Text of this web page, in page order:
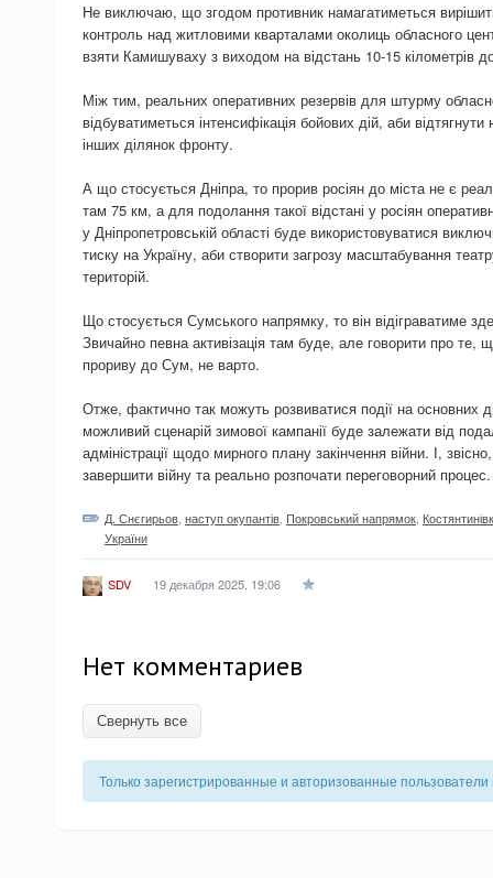
Не виключаю, що згодом противник намагатиметься
контроль над житловими кварталами околиць обласного
взяти Камишуваху з виходом на відстань 10-15 кілометрів
Між тим, реальних оперативних резервів для штурму
відбуватиметься інтенсифікація бойових дій, аби
інших ділянок фронту.
А що стосується Дніпра, то прорив росіян до міста не є
там 75 км, а для подолання такої відстані у росіян
у Дніпропетровській області буде використовуватися
тиску на Україну, аби створити загрозу масштабування
територій.
Що стосується Сумського напрямку, то він відіграватиме
Звичайно певна активізація там буде, але говорити про те,
прориву до Сум, не варто.
Отже, фактично так можуть розвиватися події на основних
можливий сценарій зимової кампанії буде залежати від
адміністрації щодо мирного плану закінчення війни. І,
завершити війну та реально розпочати переговорний процес.
Д. Снєгирьов наступ окупантів Покровський напрямок
України
SDV 19 декабря 2025, 19:06
Нет комментариев
Свернуть все
Только зарегистрированные и авторизованные